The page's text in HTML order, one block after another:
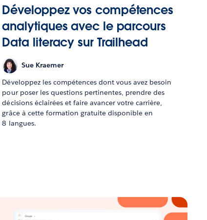
Développez vos compétences
analytiques avec le parcours
Data literacy sur Trailhead
Sue Kraemer
Développez les compétences dont vous avez besoin
pour poser les questions pertinentes, prendre des
décisions éclairées et faire avancer votre carrière,
grâce à cette formation gratuite disponible en
8 langues.